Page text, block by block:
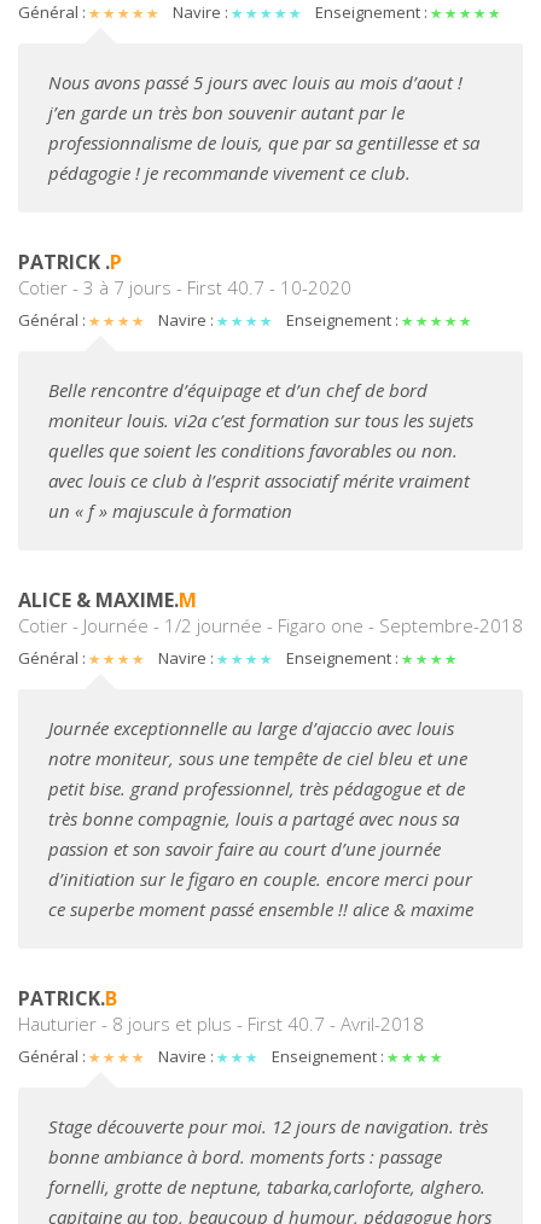
Général : Navire : Enseignement :
Nous avons passé 5 jours avec louis au mois d’aout !
j’en garde un très bon souvenir autant par le
professionnalisme de louis, que par sa gentillesse et sa
pédagogie ! je recommande vivement ce club.
PATRICK .P
Cotier - 3 à 7 jours - First 40.7 - 10-2020
Général : Navire : Enseignement :
Belle rencontre d’équipage et d’un chef de bord
moniteur louis. vi2a c’est formation sur tous les sujets
quelles que soient les conditions favorables ou non.
avec louis ce club à l’esprit associatif mérite vraiment
un « f » majuscule à formation
ALICE & MAXIME.M
Cotier - Journée - 1/2 journée - Figaro one - Septembre-2018
Général : Navire : Enseignement :
Journée exceptionnelle au large d’ajaccio avec louis
notre moniteur, sous une tempête de ciel bleu et une
petit bise. grand professionnel, très pédagogue et de
très bonne compagnie, louis a partagé avec nous sa
passion et son savoir faire au court d’une journée
d’initiation sur le figaro en couple. encore merci pour
ce superbe moment passé ensemble !! alice & maxime
PATRICK.B
Hauturier - 8 jours et plus - First 40.7 - Avril-2018
Général : Navire : Enseignement :
Stage découverte pour moi. 12 jours de navigation. très
bonne ambiance à bord. moments forts : passage
fornelli, grotte de neptune, tabarka,carloforte, alghero.
capitaine au top, beaucoup d humour, pédagogue hors